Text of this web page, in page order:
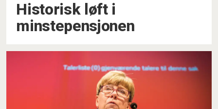
Historisk løft i
minstepensjonen